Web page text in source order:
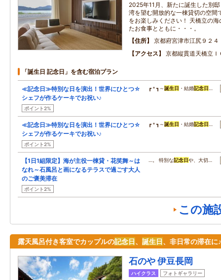
2025年11月、新たに誕生した別
湾を望む開放的な一棟貸切の空間
をお楽しみください！ 天橋立の
たお食事とともに・・・。
住所
京都府宮津市江尻９２４
アクセス
京都縦貫道天橋立
「誕生日 記念日」を含む宿泊プラン
≪記念日≫特別な日を演出！世界にひとつ☆
シェフが作るケーキでお祝い♪
ポイント2%
┏＊┓～誕生日 ・結婚記念日 …
≪記念日≫特別な日を演出！世界にひとつ☆
シェフが作るケーキでお祝い♪
ポイント2%
┏＊┓～誕生日 ・結婚記念日 …
【1日1組限定】海が主役一棟貸・花笑舞～は
なれ～石風呂と画になるテラスで過ごす大人
のご褒美滞在
ポイント2%
…。 特別な記念日や、大切…
この施
露天風呂付き客室でカップルの記念日、 誕生日、非日常の滞在に♪
石のや 伊豆長岡
ハイクラス フォトギャラリー